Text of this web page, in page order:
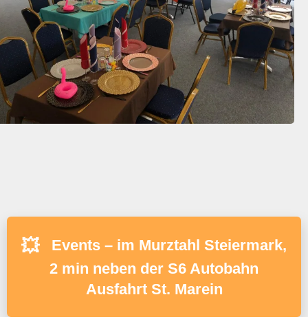
💥
Events – im Murztahl Steiermark,
2 min neben der S6 Autobahn
Ausfahrt St. Marein